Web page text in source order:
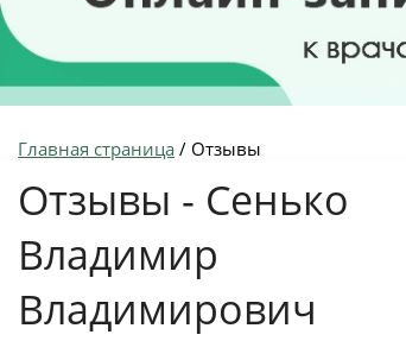
Главная страница / Отзывы
Отзывы - Сенько
Владимир
Владимирович